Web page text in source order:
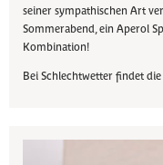
seiner sympathischen Art
Sommerabend, ein Aperol
Kombination!
Bei Schlechtwetter findet